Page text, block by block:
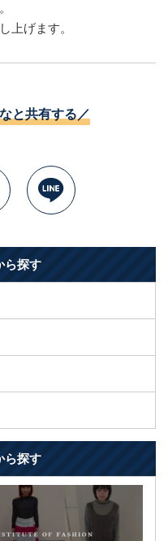
上げます。
と共有する／
ら探す
ら探す